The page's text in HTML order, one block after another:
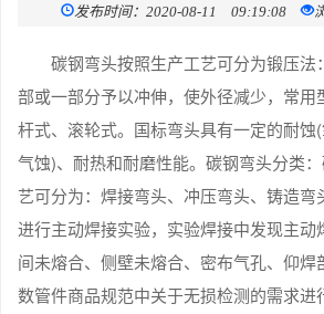
发布时间：2020-08-11 09:19:08
碳钢弯头按照生产工艺可分为锻压法
部或一部分予以冲伸，使外径减少，常用
杆式、滚轮式。国标弯头具有一定的耐蚀(
气蚀)、耐热和耐磨性能。碳钢弯头分类
艺可分为：焊接弯头、冲压弯头、铸造弯
进行主动焊接实验，实验焊接中发现主动
间未熔合、侧壁未熔合、密布气孔、仰焊
数管件商品规范中关于无损检测的需求进